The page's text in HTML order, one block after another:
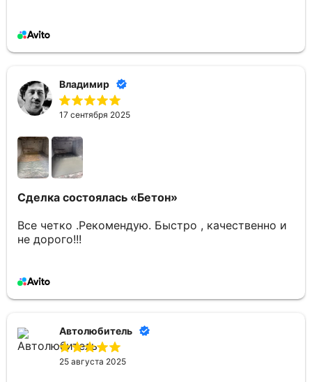
Владимир
17 сентября 2025
Сделка состоялась «Бетон»
Все четко .Рекомендую. Быстро , качественно и
не дорого!!!
Автолюбитель
25 августа 2025